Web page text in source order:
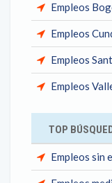
Empleos
Empleos
Empleos
Empleos
TOP
Empleos sin